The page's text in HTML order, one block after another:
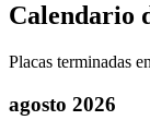
Calendario
Placas terminadas en
agosto 2026